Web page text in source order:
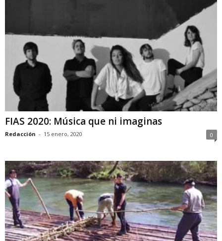
FIAS 2020: Música que ni imaginas
Redacción - 15 enero, 2020 0